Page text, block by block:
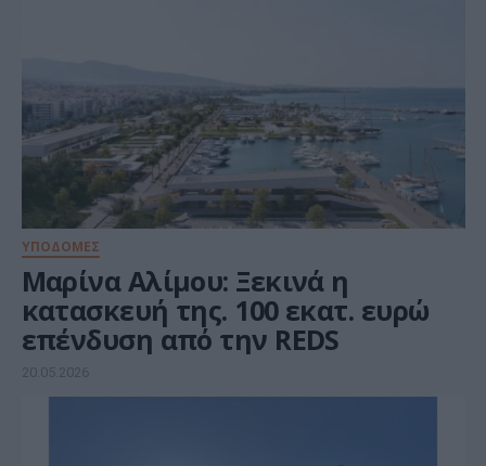
ΥΠΟΔΟΜΕΣ
Μαρίνα Αλίμου: Ξεκινά η
κατασκευή της. 100 εκατ. ευρώ
επένδυση από την REDS
20.05.2026